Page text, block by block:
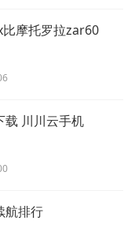
摩托罗拉zar60
载 川川云手机
航排行